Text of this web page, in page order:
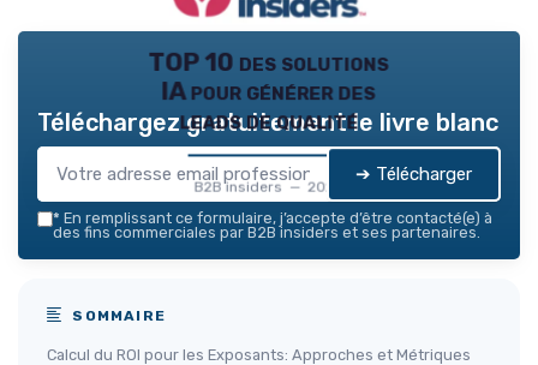
TOP 10 des solutions
IA pour générer des
leads de qualité
B2B insiders — 2026
Téléchargez gratuitement le livre blanc
➔ Télécharger
* En remplissant ce formulaire, j’accepte d’être contacté(e) à
des fins commerciales par B2B insiders et ses partenaires.
SOMMAIRE
Calcul du ROI pour les Exposants: Approches et Métriques